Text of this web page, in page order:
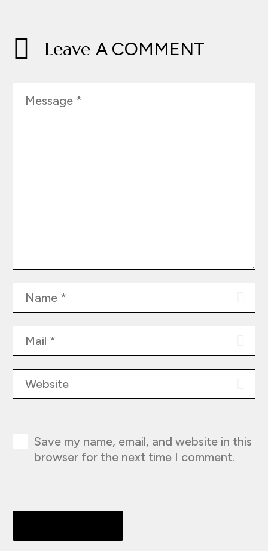
Leave A COMMENT
Save my name, email, and website in this
browser for the next time I comment.